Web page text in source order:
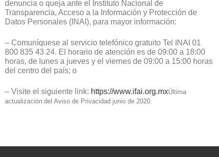
denuncia o queja ante el Instituto Nacional de
Transparencia, Acceso a la Información y Protección de
Datos Personales (INAI), para mayor información:
– Comuníquese al servicio telefónico gratuito Tel INAI 01
800 835 43 24. El horario de atención es de 09:00 a 18:00
horas, de lunes a jueves y el viernes de 09:00 a 15:00 horas
del centro del país; o
– Visite el siguiente link: https://www.ifai.org.mxÚltima
actualización del Aviso de Privacidad junio de 2020.